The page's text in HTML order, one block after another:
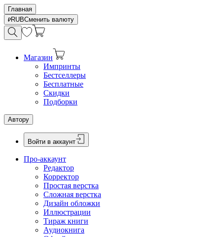
Главная
RUBСменить валюту
Магазин
Импринты
Бестселлеры
Бесплатные
Скидки
Подборки
Автору
Войти в аккаунт
Про-аккаунт
Редактор
Корректор
Простая верстка
Сложная верстка
Дизайн обложки
Иллюстрации
Тираж книги
Аудиокнига